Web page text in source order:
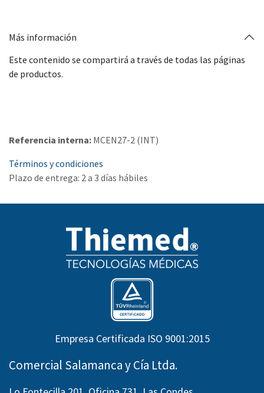
Más información
Este contenido se compartirá a través de todas las páginas
de productos.
Referencia interna: MCEN27-2 (INT)
Términos y condiciones
Plazo de entrega: 2 a 3 días hábiles
Empresa Certificada ISO 9001:2015
Comercial Salamanca y Cía Ltda.